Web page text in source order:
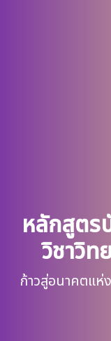
หลักสูต
วิชาวิท
ก้าวสู่อนาคตแห่